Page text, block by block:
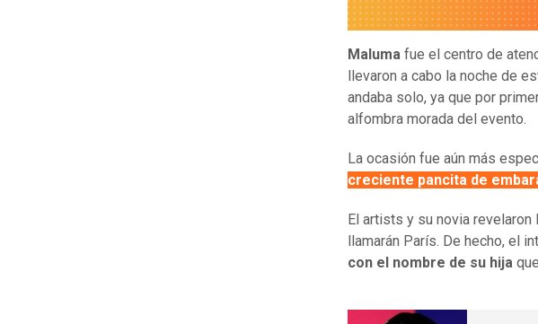
Maluma fue el centro de
llevaron a cabo la noche de
andaba solo, ya que por
alfombra morada del evento.
La ocasión fue aún más
creciente pancita de
El artists y su novia
llamarán París. De hecho, el
con el nombre de su hija